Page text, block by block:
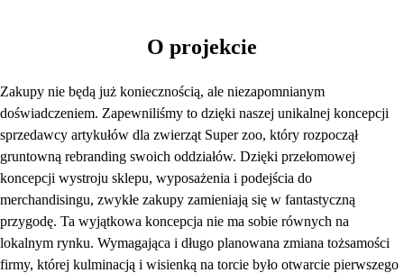
O projekcie
Zakupy nie będą już koniecznością, ale niezapomnianym
doświadczeniem. Zapewniliśmy to dzięki naszej unikalnej koncepcji
sprzedawcy artykułów dla zwierząt Super zoo, który rozpoczął
gruntowną rebranding swoich oddziałów. Dzięki przełomowej
koncepcji wystroju sklepu, wyposażenia i podejścia do
merchandisingu, zwykłe zakupy zamieniają się w fantastyczną
przygodę. Ta wyjątkowa koncepcja nie ma sobie równych na
lokalnym rynku. Wymagająca i długo planowana zmiana tożsamości
firmy, której kulminacją i wisienką na torcie było otwarcie pierwszego